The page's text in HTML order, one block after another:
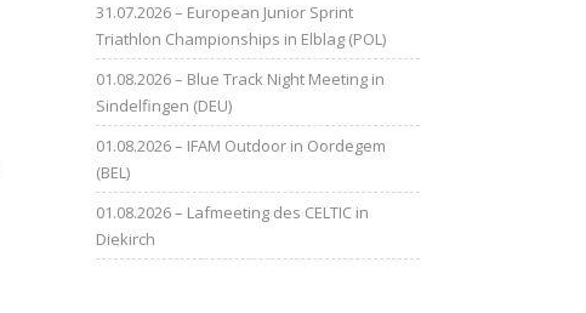
31.07.2026 – European Junior Sprint
Triathlon Championships in Elblag (POL)
01.08.2026 – Blue Track Night Meeting in
Sindelfingen (DEU)
01.08.2026 – IFAM Outdoor in Oordegem
(BEL)
01.08.2026 – Lafmeeting des CELTIC in
Diekirch